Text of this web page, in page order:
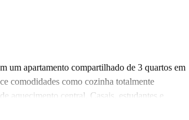
um apartamento compartilhado de 3 quartos em
comodidades como cozinha totalmente
aquecimento central. Casais, estudantes e
rigoroso processo de verificação da